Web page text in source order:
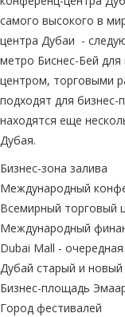
самого высокого в
центра Дубаи -
метро Биснес-Бей для
центром, торговыми
подходят для бизнес-
находятся еще
Дубая.
Бизнес-зона залива
Международный
Всемирный торговый
Международный
Dubai Mall -
Дубай старый и новый
Бизнес-площадь
Город фестивалей